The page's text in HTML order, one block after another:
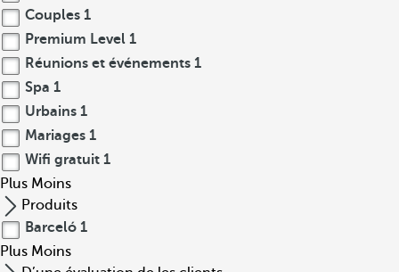
Couples 1
Premium Level 1
Réunions et événements 1
Spa 1
Urbains 1
Mariages 1
Wifi gratuit 1
Plus Moins
Produits
Barceló 1
Plus Moins